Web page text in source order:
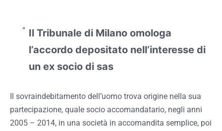
Il Tribunale di Milano omologa
l’accordo depositato nell’interesse di
un ex socio di sas
Il sovraindebitamento dell’uomo trova origine nella sua
partecipazione, quale socio accomandatario, negli anni
2005 – 2014, in una società in accomandita semplice, poi